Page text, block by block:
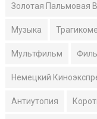
Золотая Пальмовая
Музыка
Мультфильм
Немецкий
Антиутопия